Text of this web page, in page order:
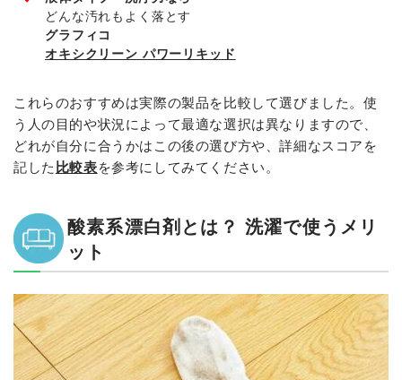
どんな汚れもよく落とす
グラフィコ
オキシクリーン パワーリキッド
これらのおすすめは実際の製品を比較して選びました。使
う人の目的や状況によって最適な選択は異なりますので、
どれが自分に合うかはこの後の選び方や、詳細なスコアを
記した比較表を参考にしてみてください。
酸素系漂白剤とは？ 洗濯で使うメリ
ット